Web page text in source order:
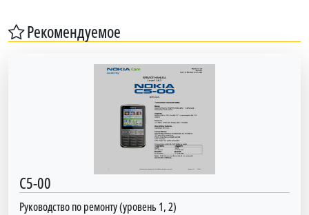
Рекомендуемое
C5-00
Руководство по ремонту (уровень 1, 2)